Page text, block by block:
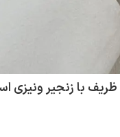
ظریف با زنجیر ونیزی